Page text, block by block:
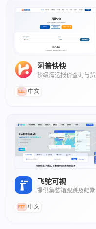
阿普快快
秒级海运报价查询与货
中文
飞驼可视
提供集装箱跟踪及船期
中文